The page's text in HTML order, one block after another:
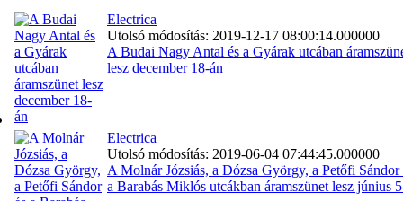
Electrica
Utolsó módosítás: 2019-12-17 08:00:14.000000
A Budai Nagy Antal és a Gyárak utcában
lesz december 18-án
Electrica
Utolsó módosítás: 2019-06-04 07:44:45.000000
A Molnár Józsiás, a Dózsa György, a Petőfi Sándor
a Barabás Miklós utcákban áramszünet lesz június